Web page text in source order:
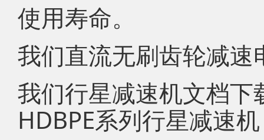
使用寿命。
我们直流无刷齿轮减速
我们行星减速机文档下
HDBPE系列行星减速机